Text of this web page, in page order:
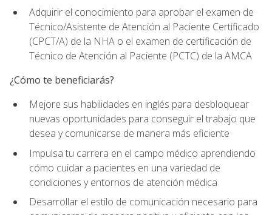
Adquirir el conocimiento para aprobar el examen de
Técnico/Asistente de Atención al Paciente Certificado
(CPCT/A) de la NHA o el examen de certificación de
Técnico de Atención al Paciente (PCTC) de la AMCA
¿Cómo te beneficiarás?
Mejore sus habilidades en inglés para desbloquear
nuevas oportunidades para conseguir el trabajo que
desea y comunicarse de manera más eficiente
Impulsa tu carrera en el campo médico aprendiendo
cómo cuidar a pacientes en una variedad de
condiciones y entornos de atención médica
Desarrollar el estilo de comunicación necesario para